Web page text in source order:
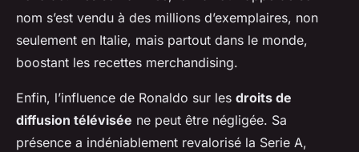
nom s’est vendu à des millions d’exemplaires, non
seulement en Italie, mais partout dans le monde,
boostant les recettes merchandising.
Enfin, l’influence de Ronaldo sur les droits de
diffusion télévisée ne peut être négligée. Sa
présence a indéniablement revalorisé la Serie A,